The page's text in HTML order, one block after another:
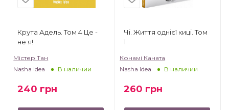
Крута Адель. Том 4 Це -
не я!
Містер Тан
Nasha Idea
В наличии
240 грн
Чі. Життя однієї киці. Том
1
Конамі Каната
Nasha Idea
В наличии
260 грн